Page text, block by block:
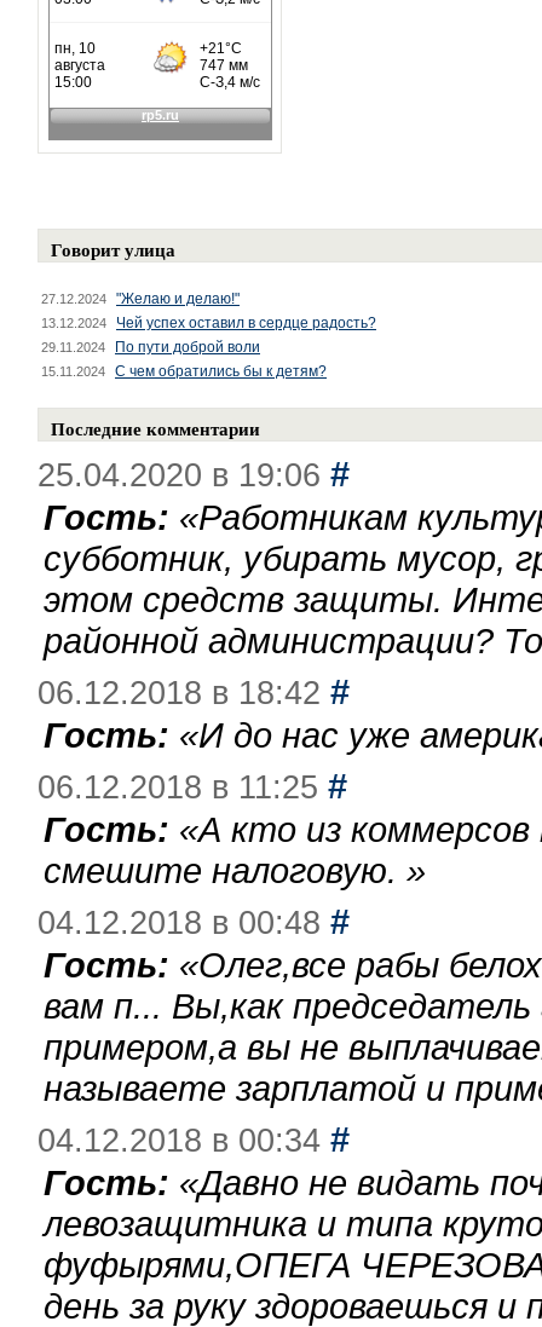
Говорит улица
27.12.2024 "Желаю и делаю!"
13.12.2024 Чей успех оставил в сердце радость?
29.11.2024 По пути доброй воли
15.11.2024 С чем обратились бы к детям?
Последние комментарии
25.04.2020 в 19:06 #
Гость: «Работникам
субботник, убирать мусор,
этом средств защиты.
районной администрации?
06.12.2018 в 18:42 #
Гость: «И до нас уже
06.12.2018 в 11:25 #
Гость: «А кто из
смешите налоговую. »
04.12.2018 в 00:48 #
Гость: «Олег,все рабы
вам п... Вы,как
примером,а вы не
называете зарплатой и
04.12.2018 в 00:34 #
Гость: «Давно не видать
левозащитника и типа
фуфырями,ОПЕГА
день за руку здороваешься